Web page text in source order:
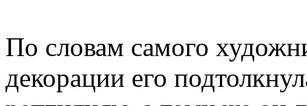
По словам самого
декорации его